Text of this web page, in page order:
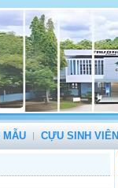
MẪU CỰU SINH VIÊN